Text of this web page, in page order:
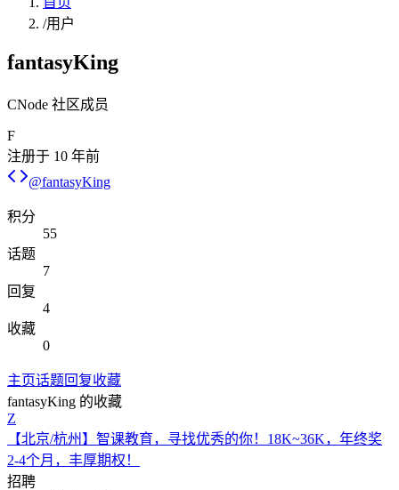
/用户
fantasyKing
CNode 社区成员
F
注册于 10 年前
@fantasyKing
积分
55
话题
7
回复
4
收藏
0
主页话题回复收藏
fantasyKing 的收藏
Z
【北京/杭州】智课教育，寻找优秀的你！18K~36K，年终奖
2-4个月，丰厚期权！
招聘